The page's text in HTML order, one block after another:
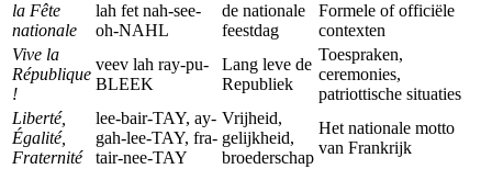
la Fête
nationale
lah fet nah-see-
oh-NAHL
de nationale
feestdag
Formele of officiële
contexten
Vive la
République
!
veev lah ray-pu-
BLEEK
Lang leve de
Republiek
Toespraken,
ceremonies,
patriottische situaties
Liberté,
Égalité,
Fraternité
lee-bair-TAY, ay-
gah-lee-TAY, fra-
tair-nee-TAY
Vrijheid,
gelijkheid,
broederschap
Het nationale motto
van Frankrijk